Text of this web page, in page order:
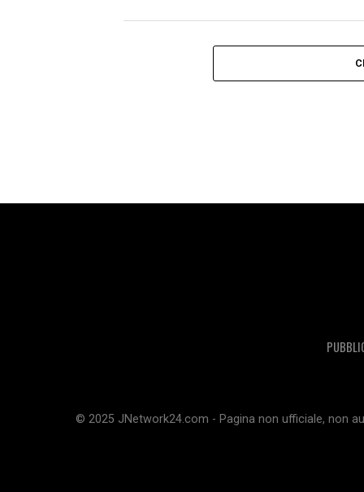
© 2025 JNetwork24.com - Pagina non ufficiale, non